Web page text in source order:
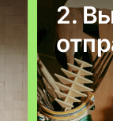
2.